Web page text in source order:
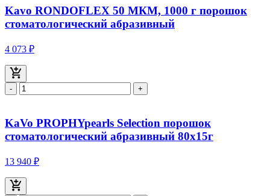
Kavo RONDOFLEX 50 МКМ, 1000 г порошок
стоматологический абразивный
4 073 ₽
- +
KaVo PROPHYpearls Selection порошок
стоматологический абразивный 80x15г
13 940 ₽